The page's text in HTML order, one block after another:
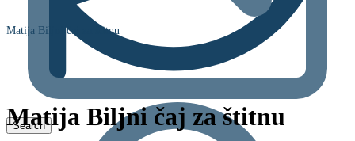
Matija Biljni čaj za štitnu
Matija Biljni čaj za štitnu